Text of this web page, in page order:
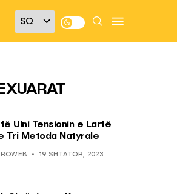
Ulni Tensionin e Lartë
Tri Metoda Natyrale
19 SHTATOR, 2023